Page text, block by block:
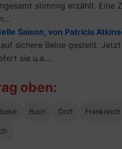
stimmig erzählt.
Saison, von Patricia
sichere Beine gestellt.
sie u.a....
oben:
Buch Dorf Frankreich